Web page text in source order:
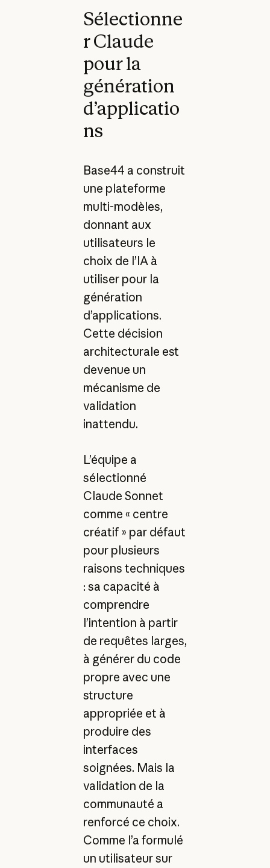
Sélectionne
r Claude
pour la
génération
d’applicatio
ns
Base44 a construit
une plateforme
multi-modèles,
donnant aux
utilisateurs le
choix de l’IA à
utiliser pour la
génération
d’applications.
Cette décision
architecturale est
devenue un
mécanisme de
validation
inattendu.
L’équipe a
sélectionné
Claude Sonnet
comme « centre
créatif » par défaut
pour plusieurs
raisons techniques
: sa capacité à
comprendre
l’intention à partir
de requêtes larges,
à générer du code
propre avec une
structure
appropriée et à
produire des
interfaces
soignées. Mais la
validation de la
communauté a
renforcé ce choix.
Comme l’a formulé
un utilisateur sur